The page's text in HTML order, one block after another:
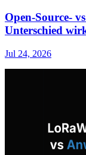
Open-Source-
Unterschied
Jul 24, 2026